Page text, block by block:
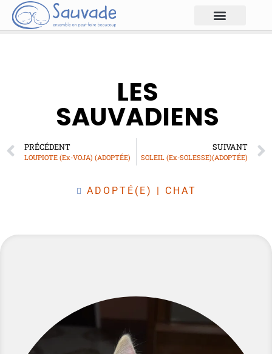
LES
SAUVADIENS
PRÉCÉDENT
LOUPIOTE (Ex-VOJA) (ADOPTÉE)
SUIVANT
SOLEIL (Ex-SOLESSE)(ADOPTÉE)
ADOPTÉ(E) | CHAT